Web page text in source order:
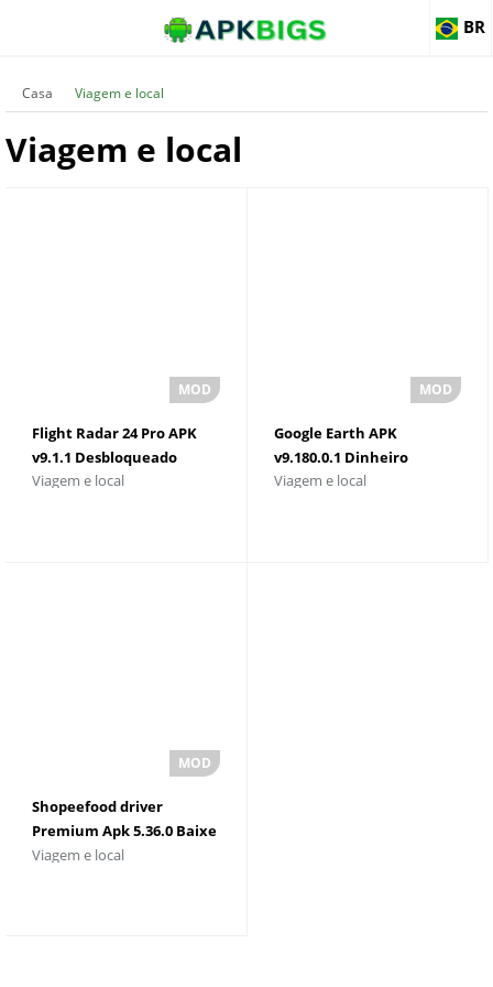
BR
Casa Viagem e local
Viagem e local
Flight Radar 24 Pro APK
v9.1.1 Desbloqueado
Viagem e local
Google Earth APK
v9.180.0.1 Dinheiro
Ilimitado
Viagem e local
Shopeefood driver
Premium Apk 5.36.0 Baixe
a versÃ£o mais recente
Viagem e local